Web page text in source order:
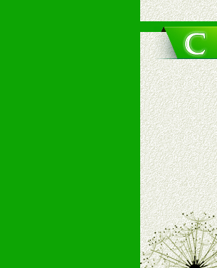
1、拥有婴幼
2、认同公司
3、严格按照
4、具有一定
5、为维护区
十一、公司支
1、免费人员
由销售明星
2、终端宣传
提供全国统一
3、大型促销
根据市场开发
专业的孕婴
专业的孕婴
4、专业完善